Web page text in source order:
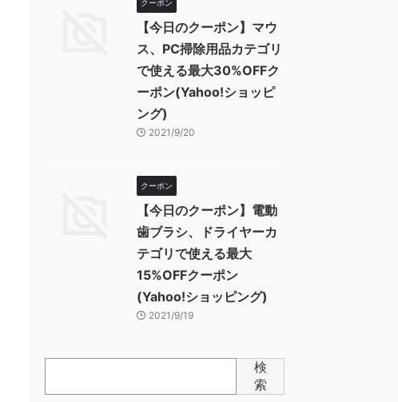
クーポン
【今日のクーポン】マウ
ス、PC掃除用品カテゴリ
で使える最大30%OFFク
ーポン(Yahoo!ショッピ
ング)
2021/9/20
クーポン
【今日のクーポン】電動
歯ブラシ、ドライヤーカ
テゴリで使える最大
15%OFFクーポン
(Yahoo!ショッピング)
2021/9/19
検
索